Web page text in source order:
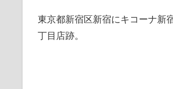
東京都新宿区新宿にキコーナ新
丁目店跡。